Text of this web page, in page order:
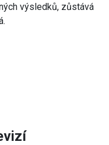
výsledků, zůstává